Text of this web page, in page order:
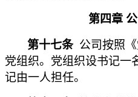
第四章
第十七条 公司按照
党组织。党组织设书记一
记由一人担任。